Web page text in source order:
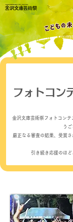
フォトコン
金沢文庫芸術祭フォトコンテ
うご
厳正なる審査の結果、受賞
引き続き応援のほど